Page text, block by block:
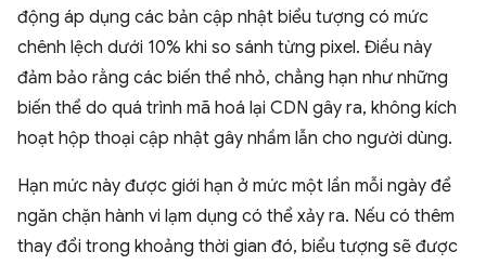
động áp dụng các bản cập nhật biểu tượng có mức
chênh lệch dưới 10% khi so sánh từng pixel. Điều này
đảm bảo rằng các biến thể nhỏ, chẳng hạn như những
biến thể do quá trình mã hoá lại CDN gây ra, không kích
hoạt hộp thoại cập nhật gây nhầm lẫn cho người dùng.
Hạn mức này được giới hạn ở mức một lần mỗi ngày để
ngăn chặn hành vi lạm dụng có thể xảy ra. Nếu có thêm
thay đổi trong khoảng thời gian đó, biểu tượng sẽ được